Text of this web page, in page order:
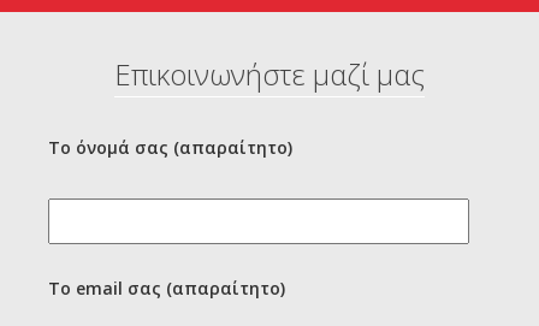
Επικοινωνήστε μαζί μας
Το όνομά σας (απαραίτητο)
Το email σας (απαραίτητο)